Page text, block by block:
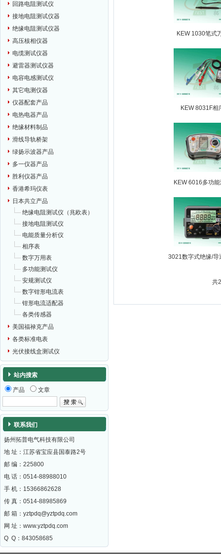
回路电阻测试仪
接地电阻测试仪器
绝缘电阻测试仪器
高压核相仪器
电缆测试仪器
避雷器测试仪器
电容电感测试仪
其它电测仪器
仪器配套产品
电热电器产品
绝缘材料制品
滑线导轨桥架
绿扬示波器产品
多一仪器产品
胜利仪器产品
香港希玛仪表
日本共立产品
绝缘电阻测试仪（兆欧表）
接地电阻测试仪
电能质量分析仪
相序表
数字万用表
多功能测试仪
安规测试仪
数字钳形电流表
钳形电流适配器
各类传感器
美国福禄克产品
各类标准电表
光伏接线盒测试仪
站内搜索
产品 文章
联系我们
扬州拓普电气科技有限公司
地 址：江苏省宝应县国泰路2号
邮 编： 225800
电 话：0514-88988010
手 机：15366862628
传 真：0514-88985869
邮 箱： yztpdq@yztpdq.com
网 址： www.yztpdq.com
Q Q：843058685
KEW 1030笔式
KEW 8031F相
KEW 6016多功
3021数字式绝缘/导
共